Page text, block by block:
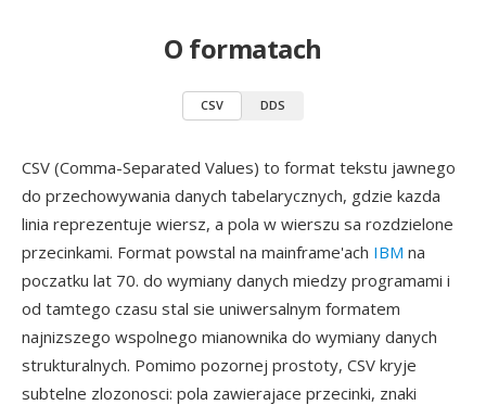
O formatach
CSV DDS
CSV (Comma-Separated Values) to format tekstu jawnego
do przechowywania danych tabelarycznych, gdzie kazda
linia reprezentuje wiersz, a pola w wierszu sa rozdzielone
przecinkami. Format powstal na mainframe'ach IBM na
poczatku lat 70. do wymiany danych miedzy programami i
od tamtego czasu stal sie uniwersalnym formatem
najnizszego wspolnego mianownika do wymiany danych
strukturalnych. Pomimo pozornej prostoty, CSV kryje
subtelne zlozonosci: pola zawierajace przecinki, znaki